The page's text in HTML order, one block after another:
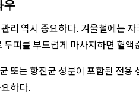
우
리 역시 중요하다. 겨울철에는
피를 부드럽게 마사지하면 혈
또는 항진균 성분이 포함된 전
하다.